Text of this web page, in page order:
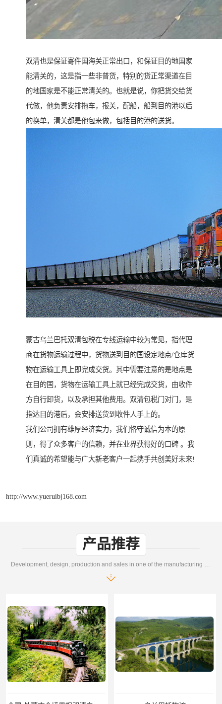
双清也是保证寄件国海关正常出口，和保证目的地国家
能清关的，这是指一些非普货，特别的货正常渠道在目
的地国家是不能正常清关的。也就是说，你把货交给货
代做，他负责安排拖车，报关，配船，船到目的港以后
的换单，清关都是他包来做，包括目的港的送货。
蒙古乌兰巴托双清包税在专线运输中较为常见，指代理
商在货物运输过程中，货物送到目的国设定地点/仓库货
物在运输工具上即完成交货。其中需要注意的是地点是
在目的国，货物在运输工具上就已经完成交货，由收件
方自行卸货，以及承担其他费用。双清包税门对门，是
指达目的港后，会安排送货到收件人手上的。
我们公司拥有雄厚经济实力，我们恪守诚信为本的原
则，得了众多客户的信赖，并在业界获得好的口碑 。我
们真诚的希望能与广大新老客户一起携手共创美好未来!
http://www.yueruibj168.com
产品推荐